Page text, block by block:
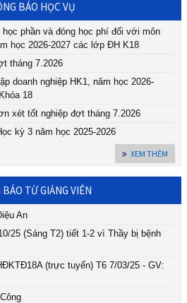
BÁO HỌC VỤ
phần và đóng học phí đối với môn
học 2026-2027 các lớp ĐH K18
tháng 7.2026
doanh nghiệp HK1, năm học 2026-
18
xét tốt nghiệp đợt tháng 7.2026
kỳ 3 năm học 2025-2026
XEM THÊM
TỪ GIẢNG VIÊN
An
25 (Sáng T2) tiết 1-2 vì Thầy bị bệnh
(trực tuyến) T6 7/03/25 - GV: